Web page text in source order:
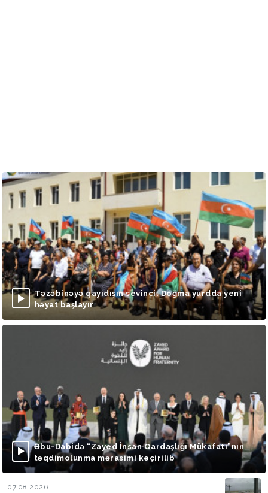
Təzəbinəyə qayıdışın sevinci: Doğma yurdda yeni
həyat başlayır
Əbu-Dabidə “Zayed İnsan Qardaşlığı Mükafatı”nın
təqdimolunma mərasimi keçirilib
07.08.2026